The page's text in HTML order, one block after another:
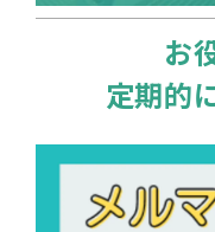
お
定期的